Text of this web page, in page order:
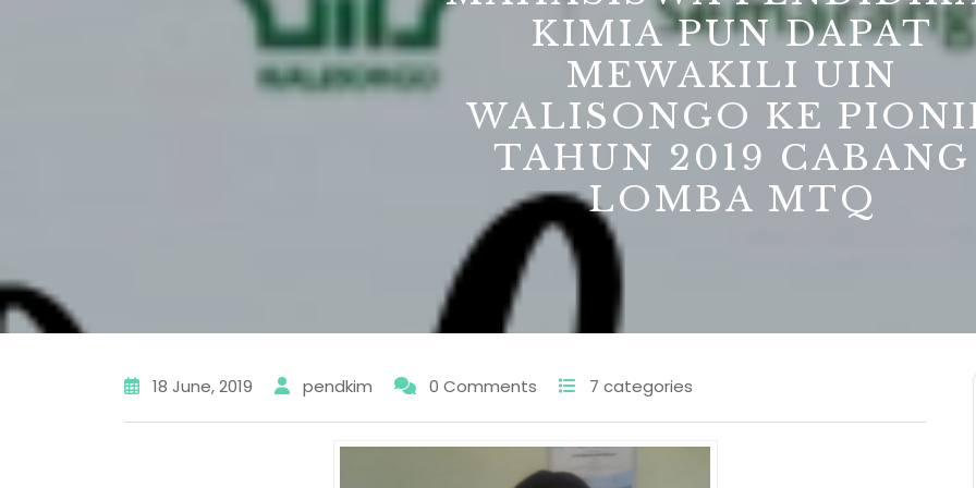
KIMIA PUN DAPAT
MEWAKILI UIN
WALISONGO KE
TAHUN 2019 CABANG
LOMBA MTQ
18 June, 2019 pendkim 0 Comments 7 categories